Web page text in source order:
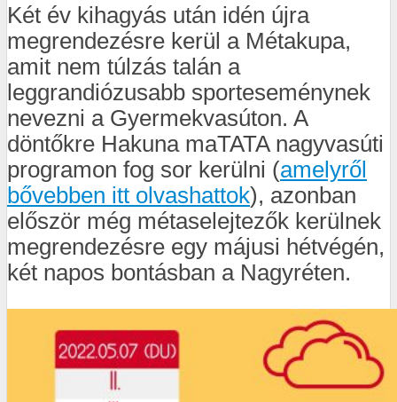
Két év kihagyás után idén újra
megrendezésre kerül a Métakupa,
amit nem túlzás talán a
leggrandiózusabb sporteseménynek
nevezni a Gyermekvasúton. A
döntőkre Hakuna maTATA nagyvasúti
programon fog sor kerülni (amelyről
bővebben itt olvashattok), azonban
először még métaselejtezők kerülnek
megrendezésre egy májusi hétvégén,
két napos bontásban a Nagyréten.